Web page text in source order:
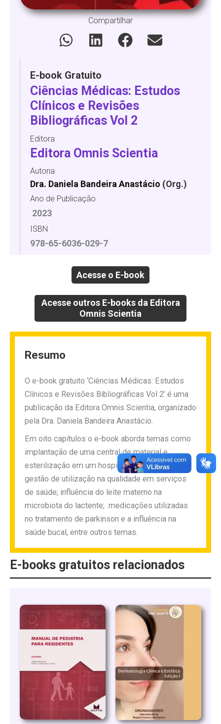
Compartilhar
E-book Gratuito
Ciências Médicas: Estudos
Clínicos e Revisões
Bibliográficas Vol 2
Editora
Editora Omnis Scientia
Autoria
Dra. Daniela Bandeira Anastácio (Org.)
Ano de Publicação
2023
ISBN
978-65-6036-029-7
Acesse o E-book
Acesse outros E-books da Editora
Omnis Scientia
Resumo
O e-book gratuito ‘Ciências Médicas: Estudos
Clínicos e Revisões Bibliográficas Vol 2’ é uma
publicação da Editora Omnis Scientia, organizado
pela Dra. Daniela Bandeira Anastácio.
Em oito capítulos o e-book aborda temas como
implantação de uma central de material e
esterilização em um hospital de médio porte;
gestão de utilização na qualidade em serviços
de saúde; influência do leite materno na
microbiota do lactente; medicações utilizadas
no tratamento de parkinson e a influência na
saúde bucal, entre outros temas.
E-books gratuitos relacionados